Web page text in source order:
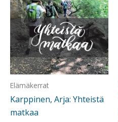
Elämäkerrat
Karppinen, Arja: Yhteistä
matkaa